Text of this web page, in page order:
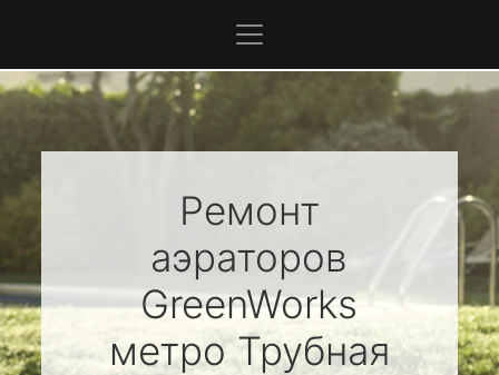
Ремонт
аэраторов
GreenWorks
метро Трубная